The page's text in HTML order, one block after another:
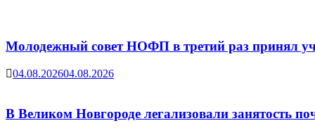
Молодежный совет НОФП в третий раз принял
04.08.202604.08.2026
В Великом Новгороде легализовали занятость